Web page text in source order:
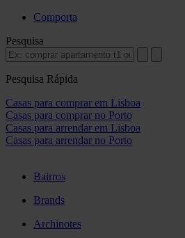
Comporta
Pesquisa
Pesquisa Rápida
Casas para comprar em Lisboa
Casas para comprar no Porto
Casas para arrendar em Lisboa
Casas para arrendar no Porto
Bairros
Brands
Archinotes